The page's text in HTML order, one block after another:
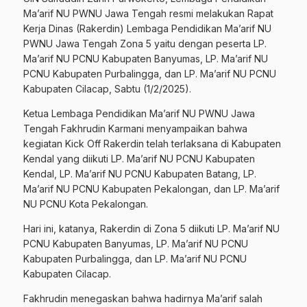
Ma’arif NU PWNU Jawa Tengah resmi melakukan Rapat
Kerja Dinas (Rakerdin) Lembaga Pendidikan Ma’arif NU
PWNU Jawa Tengah Zona 5 yaitu dengan peserta LP.
Ma’arif NU PCNU Kabupaten Banyumas, LP. Ma’arif NU
PCNU Kabupaten Purbalingga, dan LP. Ma’arif NU PCNU
Kabupaten Cilacap, Sabtu (1/2/2025).
Ketua Lembaga Pendidikan Ma’arif NU PWNU Jawa
Tengah Fakhrudin Karmani menyampaikan bahwa
kegiatan Kick Off Rakerdin telah terlaksana di Kabupaten
Kendal yang diikuti LP. Ma’arif NU PCNU Kabupaten
Kendal, LP. Ma’arif NU PCNU Kabupaten Batang, LP.
Ma’arif NU PCNU Kabupaten Pekalongan, dan LP. Ma’arif
NU PCNU Kota Pekalongan.
Hari ini, katanya, Rakerdin di Zona 5 diikuti LP. Ma’arif NU
PCNU Kabupaten Banyumas, LP. Ma’arif NU PCNU
Kabupaten Purbalingga, dan LP. Ma’arif NU PCNU
Kabupaten Cilacap.
Fakhrudin menegaskan bahwa hadirnya Ma’arif salah